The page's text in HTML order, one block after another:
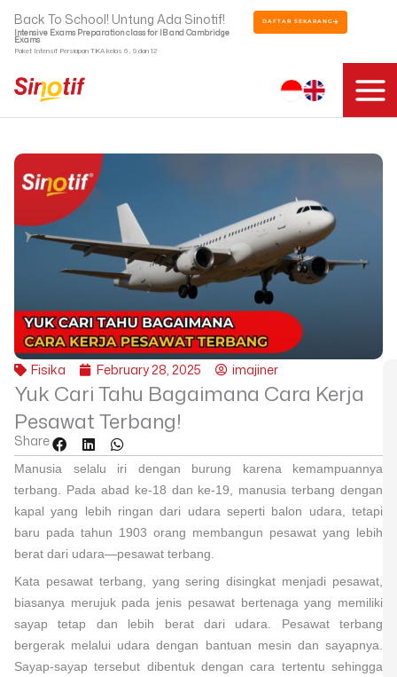
Back To School! Untung Ada Sinotif!
Intensive Exams Preparation class for IB and Cambridge
Exams
Paket Intensif Persiapan TKA kelas 6 , 9 dan 12
DAFTAR SEKARANG
content
Fisika February 28, 2025 imajiner
Yuk Cari Tahu Bagaimana Cara Kerja
Pesawat Terbang!
Share
Manusia selalu iri dengan burung karena kemampuannya
terbang. Pada abad ke-18 dan ke-19, manusia terbang dengan
kapal yang lebih ringan dari udara seperti balon udara, tetapi
baru pada tahun 1903 orang membangun pesawat yang lebih
berat dari udara—pesawat terbang.
Kata pesawat terbang, yang sering disingkat menjadi pesawat,
biasanya merujuk pada jenis pesawat bertenaga yang memiliki
sayap tetap dan lebih berat dari udara. Pesawat terbang
bergerak melalui udara dengan bantuan mesin dan sayapnya.
Sayap-sayap tersebut dibentuk dengan cara tertentu sehingga